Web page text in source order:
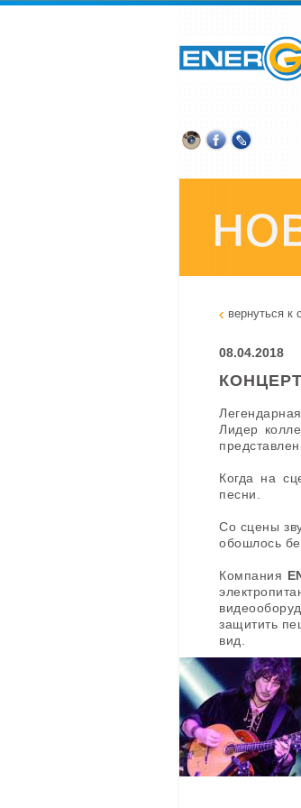
вернуться к
08.04.2018
Лидер
Когда на
песни.
Со сцены
обошлось
Компания
защитить
вид.